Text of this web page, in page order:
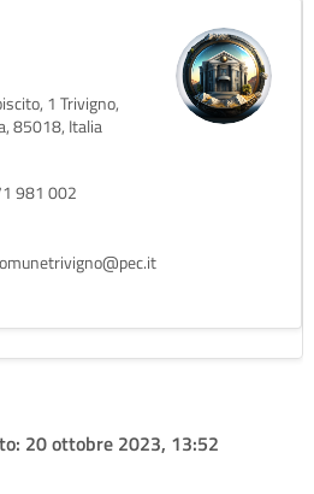
1 Trivigno,
85018, Italia
981 002
20 ottobre 2023, 13:52